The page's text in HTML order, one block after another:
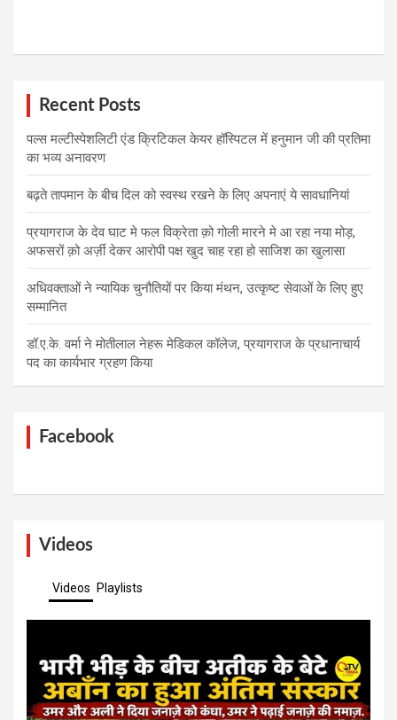
Recent Posts
पल्स मल्टीस्पेशलिटी एंड क्रिटिकल केयर हॉस्पिटल में हनुमान जी की प्रतिमा
का भव्य अनावरण
बढ़ते तापमान के बीच दिल को स्वस्थ रखने के लिए अपनाएं ये सावधानियां
प्रयागराज के देव घाट मे फल विक्रेता क़ो गोली मारने मे आ रहा नया मोड़,
अफसरों क़ो अर्ज़ी देकर आरोपी पक्ष खुद चाह रहा हो साजिश का खुलासा
अधिवक्ताओं ने न्यायिक चुनौतियों पर किया मंथन, उत्कृष्ट सेवाओं के लिए हुए
सम्मानित
डॉ.ए.के. वर्मा ने मोतीलाल नेहरू मेडिकल कॉलेज, प्रयागराज के प्रधानाचार्य
पद का कार्यभार ग्रहण किया
Facebook
Videos
Videos Playlists